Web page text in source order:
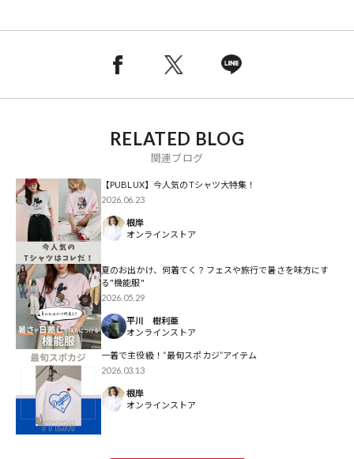
場まで快適に着用可能◎
出
問わずこなれた印象を演出するユニセックスデザイン。
世代のハイテク素材「Raylock®（レイロック）」を採用。】
接触冷感、吸水速乾、UVカット、遮熱効果の4つの機能を備え、衣服
内の温度上昇を抑えて強烈な日差しから肌を守ります。見た目は上品
な綿ライクでありながら、スポーツウェア級の機能性で真夏でも涼や
かで快適な着心地をキープします。
◆おすすめコーディネート
存在感のあるバックプリントを活かしたストリートスタイルがおすす
め！
ワイドなデニムパンツやカーゴパンツと合わせたボリューム感のある
着こなしは、メンズからも支持の厚い王道スタイルです。
海外ストリート風のヘルシーな着こなしも旬な印象に。
普段使いはもちろん、フェスやレジャーなどのアクティブなシーンに
も最適です！
RELATED BLOG
関連ブログ
【PUBLUX】今人気のTシャツ大特集！
2026.06.23
根岸
オンラインストア
夏のお出かけ、何着てく？フェスや旅行で暑さを味方にす
る"機能服"
2026.05.29
平川 樹利亜
オンラインストア
一着で主役級！“最旬スポカジ”アイテム
2026.03.13
根岸
オンラインストア